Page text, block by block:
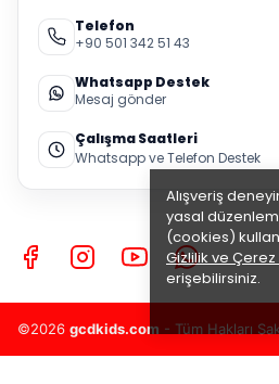
Alışveriş
yasal
(cookies)
Gizlilik ve Çerez
erişebilirsiniz.
Telefon
+90 501 342 51 43
Whatsapp Destek
Mesaj gönder
Çalışma Saatleri
Whatsapp ve Telefon Destek
©2026 gcdkids.com - Tüm Hakları